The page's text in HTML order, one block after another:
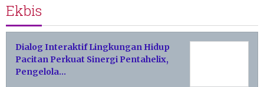
Ekbis
Dialog Interaktif Lingkungan Hidup
Pacitan Perkuat Sinergi Pentahelix,
Pengelola…